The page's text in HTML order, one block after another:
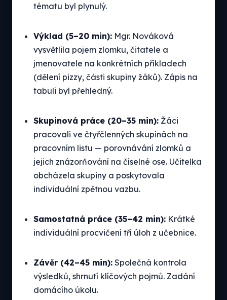
tématu byl plynulý.
Výklad (5–20 min): Mgr. Nováková
vysvětlila pojem zlomku, čitatele a
jmenovatele na konkrétních příkladech
(dělení pizzy, části skupiny žáků). Zápis na
tabuli byl přehledný.
Skupinová práce (20–35 min): Žáci
pracovali ve čtyřčlenných skupinách na
pracovním listu — porovnávání zlomků a
jejich znázorňování na číselné ose. Učitelka
obcházela skupiny a poskytovala
individuální zpětnou vazbu.
Samostatná práce (35–42 min): Krátké
individuální procvičení tří úloh z učebnice.
Závěr (42–45 min): Společná kontrola
výsledků, shrnutí klíčových pojmů. Zadání
domácího úkolu.